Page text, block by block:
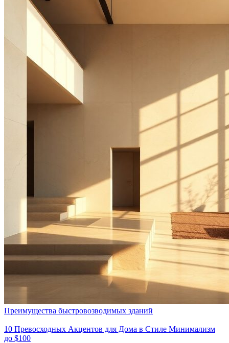
Преимущества быстровозводимых зданий
10 Превосходных Акцентов для Дома в Стиле Минимализм
до $100